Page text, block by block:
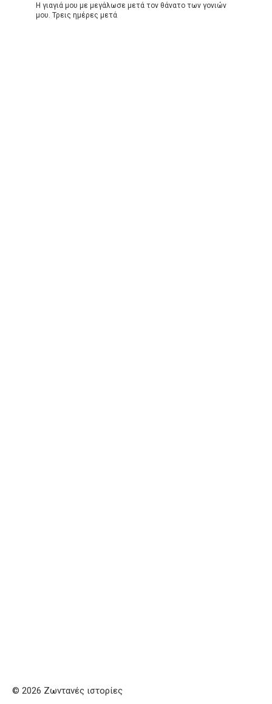
Η γιαγιά μου με μεγάλωσε μετά τον θάνατο των γονιών
μου. Τρεις ημέρες μετά
© 2026 Ζωντανές ιστορίες